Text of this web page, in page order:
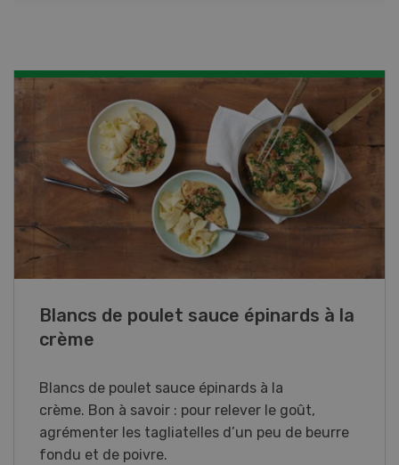
Blancs de poulet sauce épinards à la
crème
Blancs de poulet sauce épinards à la
crème. Bon à savoir : pour relever le goût,
agrémenter les tagliatelles d’un peu de beurre
fondu et de poivre.